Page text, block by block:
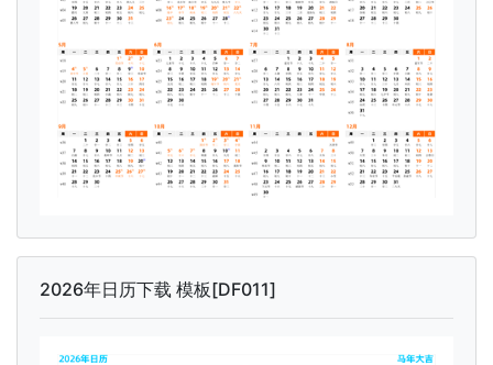
2026年日历下载 模板[DF011]